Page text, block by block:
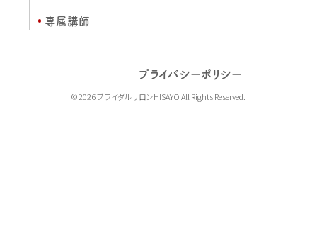
専属講師
プライバシーポリシー
© 2026 ブライダルサロンHISAYO All Rights Reserved.